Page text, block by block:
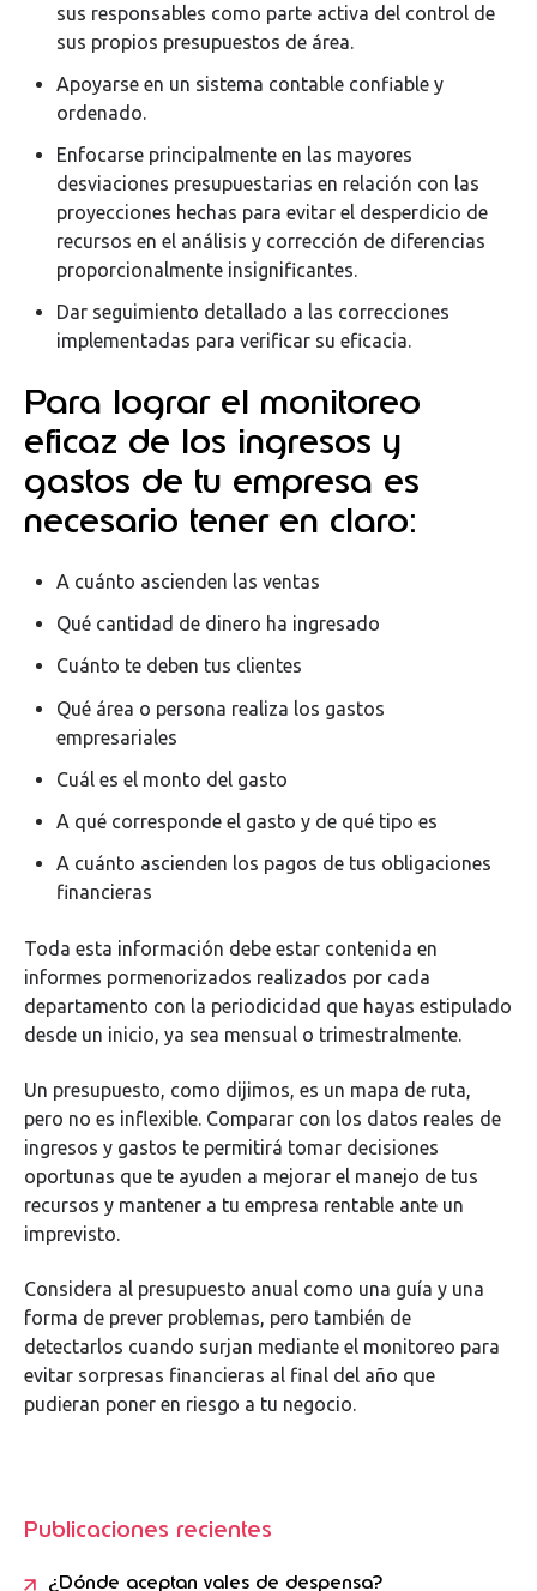
sus responsables como parte activa del control de
sus propios presupuestos de área.
Apoyarse en un sistema contable confiable y
ordenado.
Enfocarse principalmente en las mayores
desviaciones presupuestarias en relación con las
proyecciones hechas para evitar el desperdicio de
recursos en el análisis y corrección de diferencias
proporcionalmente insignificantes.
Dar seguimiento detallado a las correcciones
implementadas para verificar su eficacia.
Para lograr el monitoreo
eficaz de los ingresos y
gastos de tu empresa es
necesario tener en claro:
A cuánto ascienden las ventas
Qué cantidad de dinero ha ingresado
Cuánto te deben tus clientes
Qué área o persona realiza los gastos
empresariales
Cuál es el monto del gasto
A qué corresponde el gasto y de qué tipo es
A cuánto ascienden los pagos de tus obligaciones
financieras
Toda esta información debe estar contenida en
informes pormenorizados realizados por cada
departamento con la periodicidad que hayas estipulado
desde un inicio, ya sea mensual o trimestralmente.
Un presupuesto, como dijimos, es un mapa de ruta,
pero no es inflexible. Comparar con los datos reales de
ingresos y gastos te permitirá tomar decisiones
oportunas que te ayuden a mejorar el manejo de tus
recursos y mantener a tu empresa rentable ante un
imprevisto.
Considera al presupuesto anual como una guía y una
forma de prever problemas, pero también de
detectarlos cuando surjan mediante el monitoreo para
evitar sorpresas financieras al final del año que
pudieran poner en riesgo a tu negocio.
Publicaciones recientes
¿Dónde aceptan vales de despensa?